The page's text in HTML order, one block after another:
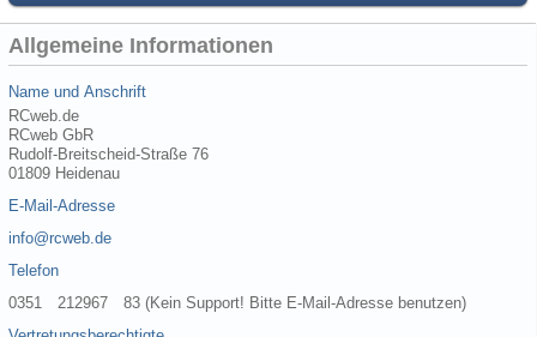
Allgemeine Informationen
Name und Anschrift
RCweb.de
RCweb GbR
Rudolf-Breitscheid-Straße 76
01809 Heidenau
E-Mail-Adresse
info@rcweb.de
Telefon
0351 212967 83 (Kein Support! Bitte E-Mail-Adresse benutzen)